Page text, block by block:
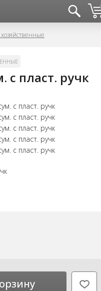
с пласт. ручк